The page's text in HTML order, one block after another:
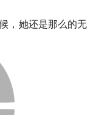
，她还是那么的无